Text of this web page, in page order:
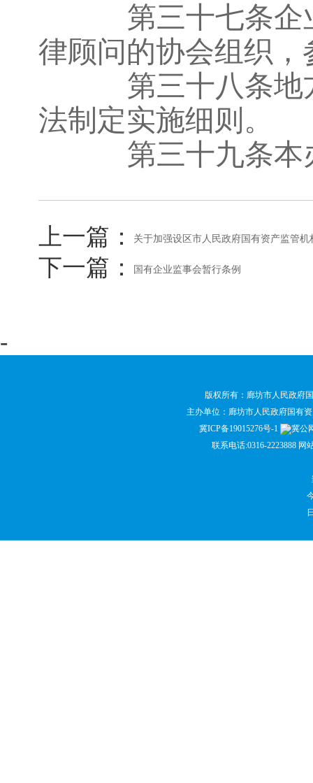
第三十七条企
律顾问的协会组织
第三十八条地
法制定实施细则。
第三十九条本
上一篇： 关于加强设区市人民政府国有资产监管
下一篇： 国有企业监事会暂行条例
-
版权所有：廊坊市人民政府
主办单位：廊坊市人民政府国有
冀ICP备19015276号-1
冀公
联系电话:0316-2223888 网